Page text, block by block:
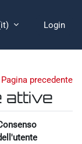
Login
Pagina precedente
attive